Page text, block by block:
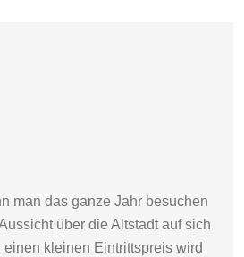
man das ganze Jahr besuchen
über die Altstadt auf sich
kleinen Eintrittspreis wird